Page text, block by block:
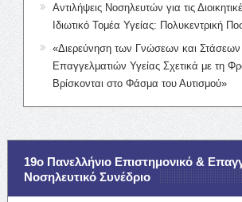
Αντιλήψεις Νοσηλευτών για τις
Ιδιωτικό Τομέα Υγείας: Πολυκεντρική
«Διερεύνηση των Γνώσεων και
Επαγγελματιών Υγείας Σχετικά με τη
Βρίσκονται στο Φάσμα του Αυτισμού»
19ο Πανελλήνιο Επιστημονικό &
Νοσηλευτικό Συνέδριο